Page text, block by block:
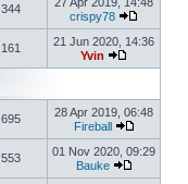
344
crispy78
161
21 Jun 2020, 14:36
Yvin
695
28 Apr 2019, 06:48
Fireball
553
01 Nov 2020, 09:29
Bauke